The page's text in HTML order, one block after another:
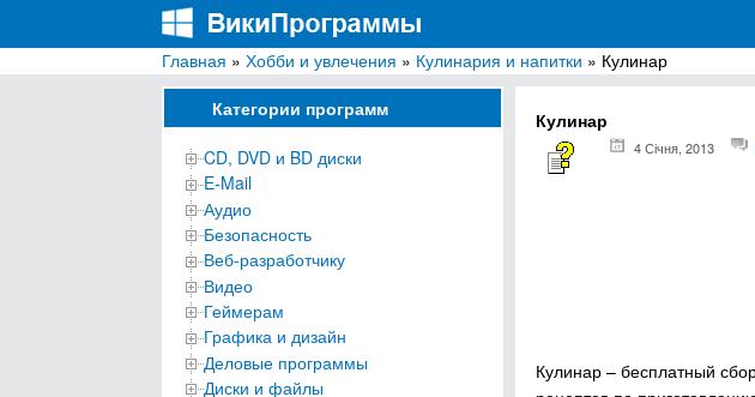
ВикиПрограммы
Энциклопедия бесплатных компьютерных программ для Windows
Главная » Хобби и увлечения » Кулинария и напитки » Кулинар
Категории программ
CD, DVD и BD диски
E-Mail
Аудио
Безопасность
Веб-разработчику
Видео
Геймерам
Графика и дизайн
Деловые программы
Диски и файлы
Кулинар
4 Січня, 2013
Кулинар – бесплатный